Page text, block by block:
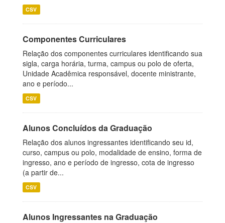
CSV
Componentes Curriculares
Relação dos componentes curriculares identificando sua
sigla, carga horária, turma, campus ou polo de oferta,
Unidade Acadêmica responsável, docente ministrante,
ano e período...
CSV
Alunos Concluídos da Graduação
Relação dos alunos ingressantes identificando seu id,
curso, campus ou polo, modalidade de ensino, forma de
ingresso, ano e período de ingresso, cota de ingresso
(a partir de...
CSV
Alunos Ingressantes na Graduação